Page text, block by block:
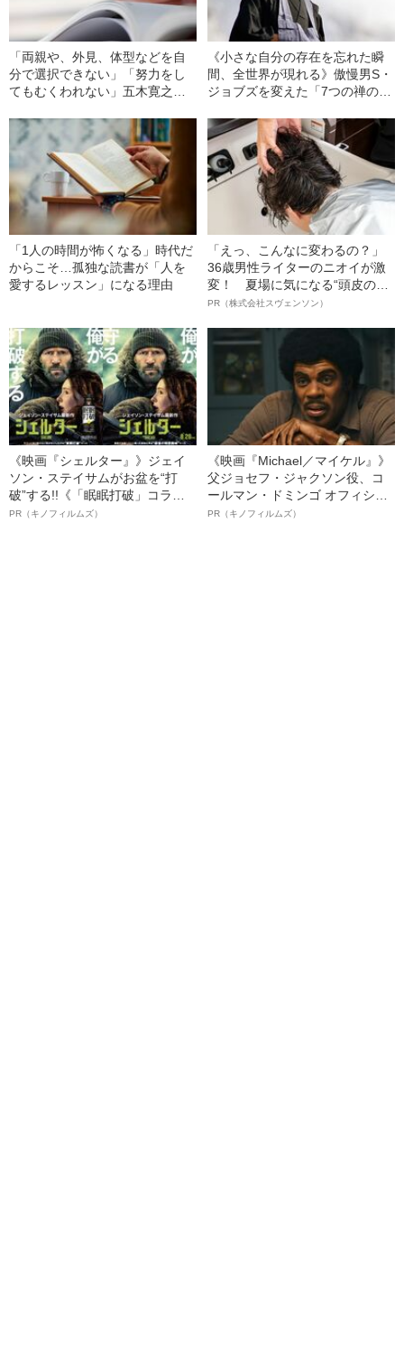
「両親や、外見、体型などを自
分で選択できない」「努力をし
てもむくわれない」五木寛之が
《小さな自分の存在を忘れた瞬
間、全世界が現れる》傲慢男S・
ジョブズを変えた「7つの禅の教
「1人の時間が怖くなる」時代だ
からこそ…孤独な読書が「人を
愛するレッスン」になる理由
「えっ、こんなに変わるの？」
36歳男性ライターのニオイが激
変！ 夏場に気になる“頭皮のニ
オイ”や“ベタつき”を解消す
ト”が生み出した徹底ケアとは
PR（株式会社スヴェンソン）
《映画『シェルター』》ジェイ
ソン・ステイサムがお盆を“打
破”する!!《「眠眠打破」コラ
ボ》
PR（キノフィルムズ）
《映画『Michael／マイケル』》
父ジョセフ・ジャクソン役、コ
ールマン・ドミンゴ オフィシャ
ルインタビュー“観客を魅了した
PR（キノフィルムズ）